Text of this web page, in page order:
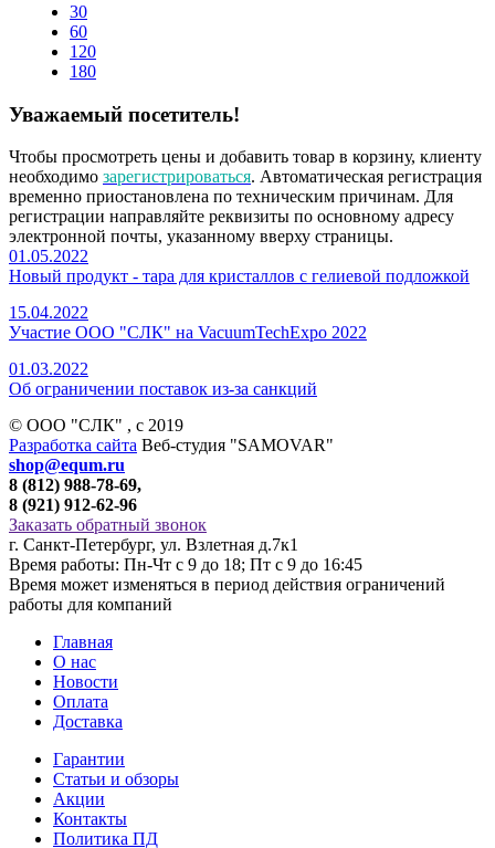
30
60
120
180
Уважаемый посетитель!
Чтобы просмотреть цены и добавить товар в корзину, клиенту
необходимо зарегистрироваться. Автоматическая регистрация
временно приостановлена по техническим причинам. Для
регистрации направляйте реквизиты по основному адресу
электронной почты, указанному вверху страницы.
01.05.2022
Новый продукт - тара для кристаллов с гелиевой подложкой
15.04.2022
Участие ООО "СЛК" на VacuumTechExpo 2022
01.03.2022
Об ограничении поставок из-за санкций
© ООО "СЛК" , c 2019
Разработка сайта Веб-студия "SAMOVAR"
shop@equm.ru
8 (812) 988-78-69,
8 (921) 912-62-96
Заказать обратный звонок
г. Санкт-Петербург, ул. Взлетная д.7к1
Время работы: Пн-Чт с 9 до 18; Пт с 9 до 16:45
Время может изменяться в период действия ограничений
работы для компаний
Главная
О нас
Новости
Оплата
Доставка
Гарантии
Статьи и обзоры
Акции
Контакты
Политика ПД